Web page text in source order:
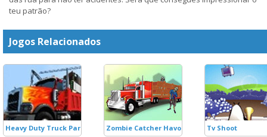
teu patrão?
Jogos Relacionados
Heavy Duty Truck Parking Zombie Catcher Havoc Tv Shoot